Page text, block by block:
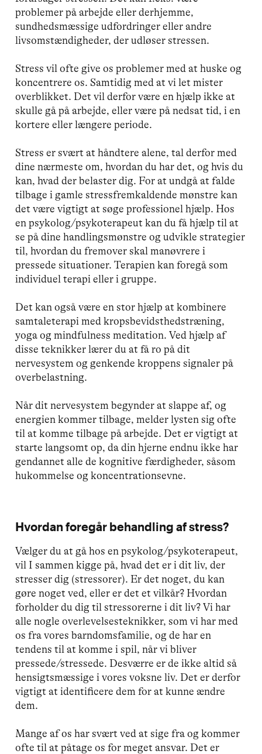
problemer på arbejde eller derhjemme,
sundhedsmæssige udfordringer eller andre
livsomstændigheder, der udløser stressen.
Stress vil ofte give os problemer med at huske og
koncentrere os. Samtidig med at vi let mister
overblikket. Det vil derfor være en hjælp ikke at
skulle gå på arbejde, eller være på nedsat tid, i en
kortere eller længere periode.
Stress er svært at håndtere alene, tal derfor med
dine nærmeste om, hvordan du har det, og hvis du
kan, hvad der belaster dig. For at undgå at falde
tilbage i gamle stressfremkaldende mønstre kan
det være vigtigt at søge professionel hjælp. Hos
en psykolog/psykoterapeut kan du få hjælp til at
se på dine handlingsmønstre og udvikle strategier
til, hvordan du fremover skal manøvrere i
pressede situationer. Terapien kan foregå som
individuel terapi eller i gruppe.
Det kan også være en stor hjælp at kombinere
samtaleterapi med kropsbevidsthedstræning,
yoga og mindfulness meditation. Ved hjælp af
disse teknikker lærer du at få ro på dit
nervesystem og genkende kroppens signaler på
overbelastning.
Når dit nervesystem begynder at slappe af, og
energien kommer tilbage, melder lysten sig ofte
til at komme tilbage på arbejde. Det er vigtigt at
starte langsomt op, da din hjerne endnu ikke har
gendannet alle de kognitive færdigheder, såsom
hukommelse og koncentrationsevne.
Hvordan foregår behandling af stress?
Vælger du at gå hos en psykolog/psykoterapeut,
vil I sammen kigge på, hvad det er i dit liv, der
stresser dig (stressorer). Er det noget, du kan
gøre noget ved, eller er det et vilkår? Hvordan
forholder du dig til stressorerne i dit liv? Vi har
alle nogle overlevelsesteknikker, som vi har med
os fra vores barndomsfamilie, og de har en
tendens til at komme i spil, når vi bliver
pressede/stressede. Desværre er de ikke altid så
hensigtsmæssige i vores voksne liv. Det er derfor
vigtigt at identificere dem for at kunne ændre
dem.
Mange af os har svært ved at sige fra og kommer
ofte til at påtage os for meget ansvar. Det er